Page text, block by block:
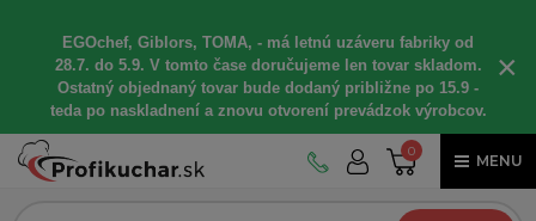
EGOchef, Giblors, TOMA, - má letnú uzáveru fabriky od
28.7. do 5.9. V tomto čase doručujeme len tovar skladom.
Ostatný objednaný tovar bude dodaný približne po 15.9 -
teda po naskladnení a znovu otvorení prevádzok výrobcov.
×
0
MENU